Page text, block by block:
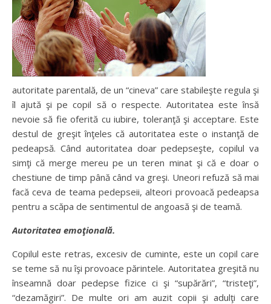
autoritate parentală, de un “cineva” care stabileşte regula şi
îl ajută şi pe copil să o respecte. Autoritatea este însă
nevoie să fie oferită cu iubire, toleranţă şi acceptare. Este
destul de greşit înţeles că autoritatea este o instanţă de
pedeapsă. Când autoritatea doar pedepseşte, copilul va
simţi că merge mereu pe un teren minat şi că e doar o
chestiune de timp până când va greşi. Uneori refuză să mai
facă ceva de teama pedepseii, alteori provoacă pedeapsa
pentru a scăpa de sentimentul de angoasă şi de teamă.
Autoritatea emoţională.
Copilul este retras, excesiv de cuminte, este un copil care
se teme să nu îşi provoace părintele. Autoritatea greşită nu
înseamnă doar pedepse fizice ci şi “supărări”, “tristeţi”,
“dezamăgiri”. De multe ori am auzit copii şi adulţi care